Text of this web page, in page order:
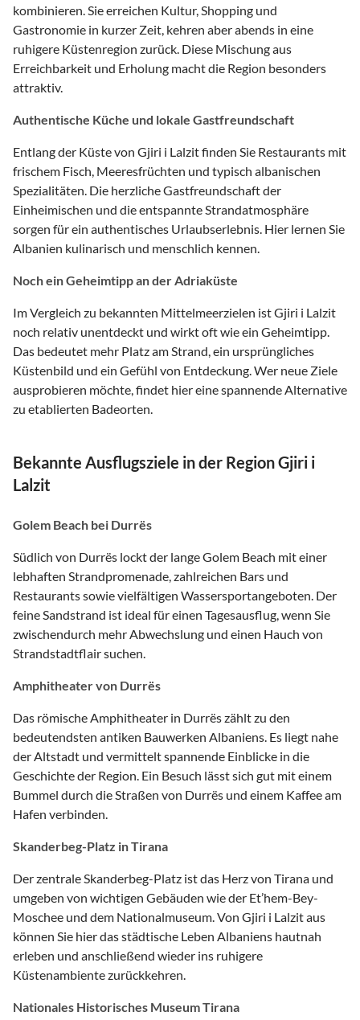
kombinieren. Sie erreichen Kultur, Shopping und
Gastronomie in kurzer Zeit, kehren aber abends in eine
ruhigere Küstenregion zurück. Diese Mischung aus
Erreichbarkeit und Erholung macht die Region besonders
attraktiv.
Authentische Küche und lokale Gastfreundschaft
Entlang der Küste von Gjiri i Lalzit finden Sie Restaurants mit
frischem Fisch, Meeresfrüchten und typisch albanischen
Spezialitäten. Die herzliche Gastfreundschaft der
Einheimischen und die entspannte Strandatmosphäre
sorgen für ein authentisches Urlaubserlebnis. Hier lernen Sie
Albanien kulinarisch und menschlich kennen.
Noch ein Geheimtipp an der Adriaküste
Im Vergleich zu bekannten Mittelmeerzielen ist Gjiri i Lalzit
noch relativ unentdeckt und wirkt oft wie ein Geheimtipp.
Das bedeutet mehr Platz am Strand, ein ursprüngliches
Küstenbild und ein Gefühl von Entdeckung. Wer neue Ziele
ausprobieren möchte, findet hier eine spannende Alternative
zu etablierten Badeorten.
Bekannte Ausflugsziele in der Region Gjiri i
Lalzit
Golem Beach bei Durrës
Südlich von Durrës lockt der lange Golem Beach mit einer
lebhaften Strandpromenade, zahlreichen Bars und
Restaurants sowie vielfältigen Wassersportangeboten. Der
feine Sandstrand ist ideal für einen Tagesausflug, wenn Sie
zwischendurch mehr Abwechslung und einen Hauch von
Strandstadtflair suchen.
Amphitheater von Durrës
Das römische Amphitheater in Durrës zählt zu den
bedeutendsten antiken Bauwerken Albaniens. Es liegt nahe
der Altstadt und vermittelt spannende Einblicke in die
Geschichte der Region. Ein Besuch lässt sich gut mit einem
Bummel durch die Straßen von Durrës und einem Kaffee am
Hafen verbinden.
Skanderbeg-Platz in Tirana
Der zentrale Skanderbeg-Platz ist das Herz von Tirana und
umgeben von wichtigen Gebäuden wie der Et’hem-Bey-
Moschee und dem Nationalmuseum. Von Gjiri i Lalzit aus
können Sie hier das städtische Leben Albaniens hautnah
erleben und anschließend wieder ins ruhigere
Küstenambiente zurückkehren.
Nationales Historisches Museum Tirana